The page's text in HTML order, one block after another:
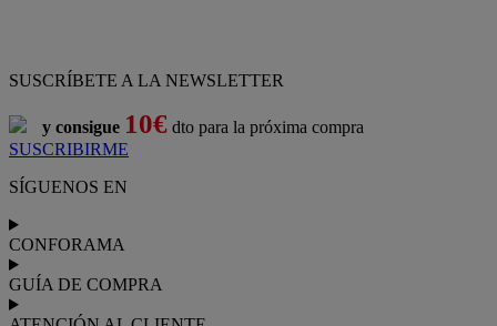
SUSCRÍBETE A LA NEWSLETTER
y consigue 10€ dto para la próxima compra
SUSCRIBIRME
SÍGUENOS EN
CONFORAMA
GUÍA DE COMPRA